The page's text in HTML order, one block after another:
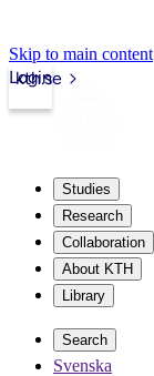
Skip to main content
kth.se
Login
Studies
Research
Collaboration
About KTH
Library
Search
Svenska